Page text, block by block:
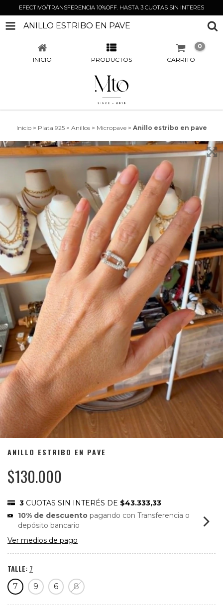
EFECTIVO/TRANSFERENCIA 10%OFF. HASTA 3 CUOTAS SIN INTERES
ANILLO ESTRIBO EN PAVE
INICIO PRODUCTOS CARRITO
0
Inicio > Plata 925 > Anillos > Micropave > Anillo estribo en pave
ANILLO ESTRIBO EN PAVE
$130.000
3 CUOTAS SIN INTERÉS DE $43.333,33
10% de descuento pagando con Transferencia o
depósito bancario
Ver medios de pago
TALLE: 7
7 9 6 8